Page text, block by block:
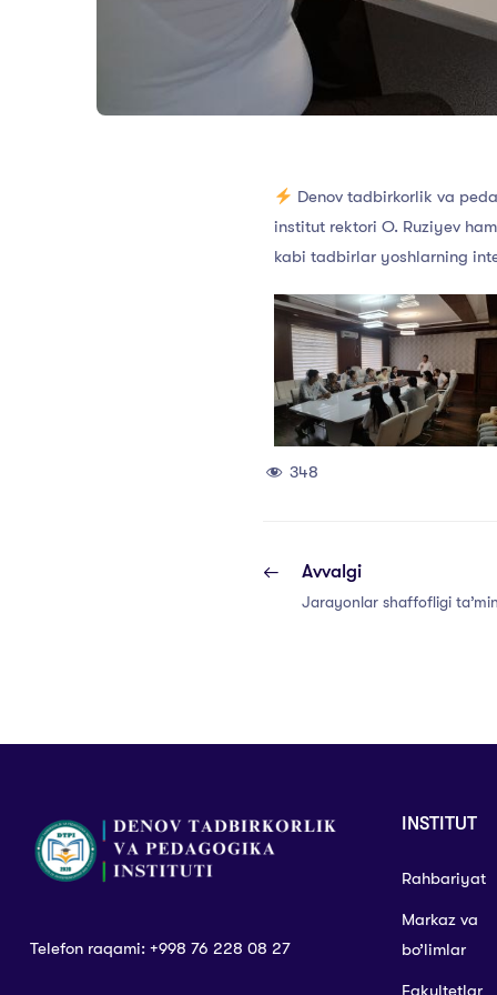
Denov tadbirkorlik va
institut rektori O. Ruziyev
kabi tadbirlar yoshlarning
348
Avvalgi
Jarayonlar shaffofligi
Telefon raqami: +998 76 228 08 27
INSTITUT
Rahbariyat
Markaz va
bo’limlar
Fakultetlar